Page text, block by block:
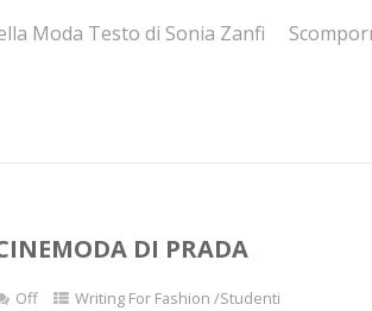
Moda Testo di Sonia Zanfi
DI PRADA
Off Writing For Fashion /Studenti